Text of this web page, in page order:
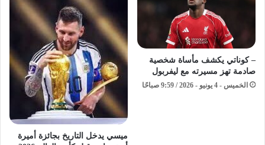
– كوناتي يكشف مأساة شخصية
صادمة تهز مسيرته مع ليفربول
الخميس - 4 يونيو - 2026 / 9:59 صباحًا
ميسي يدخل التاريخ بجائزة أميرة